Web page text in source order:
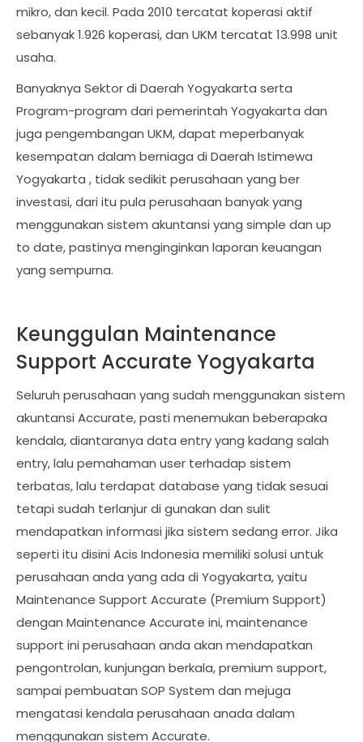
mikro, dan kecil. Pada 2010 tercatat koperasi aktif
sebanyak 1.926 koperasi, dan UKM tercatat 13.998 unit
usaha.
Banyaknya Sektor di Daerah Yogyakarta serta
Program-program dari pemerintah Yogyakarta dan
juga pengembangan UKM, dapat meperbanyak
kesempatan dalam berniaga di Daerah Istimewa
Yogyakarta , tidak sedikit perusahaan yang ber
investasi, dari itu pula perusahaan banyak yang
menggunakan sistem akuntansi yang simple dan up
to date, pastinya menginginkan laporan keuangan
yang sempurna.
Keunggulan Maintenance
Support Accurate Yogyakarta
Seluruh perusahaan yang sudah menggunakan sistem
akuntansi Accurate, pasti menemukan beberapaka
kendala, diantaranya data entry yang kadang salah
entry, lalu pemahaman user terhadap sistem
terbatas, lalu terdapat database yang tidak sesuai
tetapi sudah terlanjur di gunakan dan sulit
mendapatkan informasi jika sistem sedang error. Jika
seperti itu disini Acis Indonesia memiliki solusi untuk
perusahaan anda yang ada di Yogyakarta, yaitu
Maintenance Support Accurate (Premium Support)
dengan Maintenance Accurate ini, maintenance
support ini perusahaan anda akan mendapatkan
pengontrolan, kunjungan berkala, premium support,
sampai pembuatan SOP System dan mejuga
mengatasi kendala perusahaan anada dalam
menggunakan sistem Accurate.